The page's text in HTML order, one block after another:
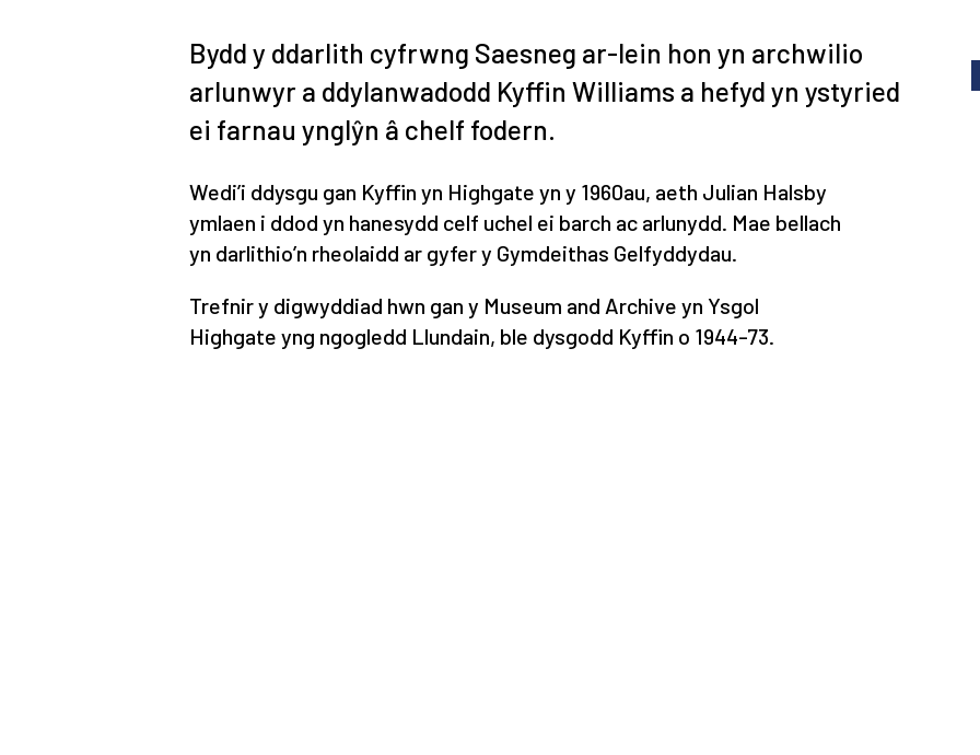
Bydd y ddarlith cyfrwng Saesneg ar-lein hon yn archwilio
arlunwyr a ddylanwadodd Kyffin Williams a hefyd yn ystyried
ei farnau ynglŷn â chelf fodern.
Wedi’i ddysgu gan Kyffin yn Highgate yn y 1960au, aeth Julian Halsby
ymlaen i ddod yn hanesydd celf uchel ei barch ac arlunydd. Mae bellach
yn darlithio’n rheolaidd ar gyfer y Gymdeithas Gelfyddydau.
Trefnir y digwyddiad hwn gan y Museum and Archive yn Ysgol
Highgate yng ngogledd Llundain, ble dysgodd Kyffin o 1944-73.